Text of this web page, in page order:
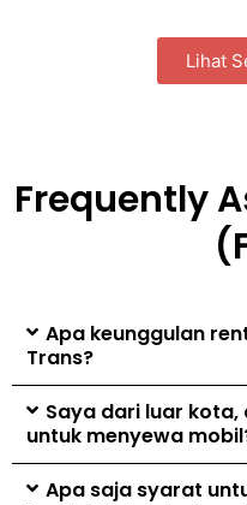
Lihat
Frequently
Apa keunggulan
Trans?
Saya dari luar
untuk menyewa
Apa saja syarat